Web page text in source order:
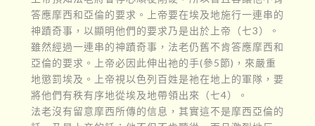
答應摩西和亞倫的要求。上帝要在埃及地施行一連串的
神蹟奇事，以顯明他們的要求乃是出於上帝（七3）。
雖然經過一連串的神蹟奇事，法老仍舊不肯答應摩西和
亞倫的要求。上帝必因此伸出祂的手(參5節)，來嚴重
地懲罰埃及。上帝視以色列百姓是祂在地上的軍隊，要
將他們有秩有序地從埃及地帶領出來（七4）。
法老沒有留意摩西所傳的信息，其實這不是摩西亞倫的